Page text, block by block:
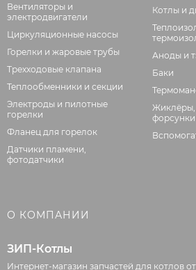
Вентиляторы и
электродвигатели
Циркуляционные насосы
Горелки и жаровые трубы
Трехходовые клапана
Теплообменники и секции
Электроды и пилотные
горелки
Фланец для горелок
Датчики пламени,
фотодатчики
Котлы и
Аноды и
Баки
Жиклёры,
форсунки
О КОМПАНИИ
ЗИП-Котлы
Интернет-магазин запчастей для котлов